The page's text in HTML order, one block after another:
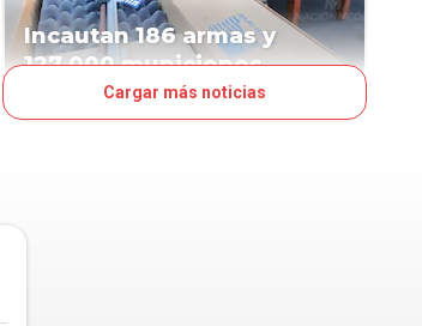
Incautan 186 armas y
127.000 municiones
Cargar más noticias